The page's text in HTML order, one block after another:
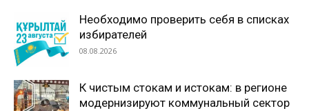
Необходимо проверить себя в списках
избирателей
08.08.2026
К чистым стокам и истокам: в регионе
модернизируют коммунальный сектор